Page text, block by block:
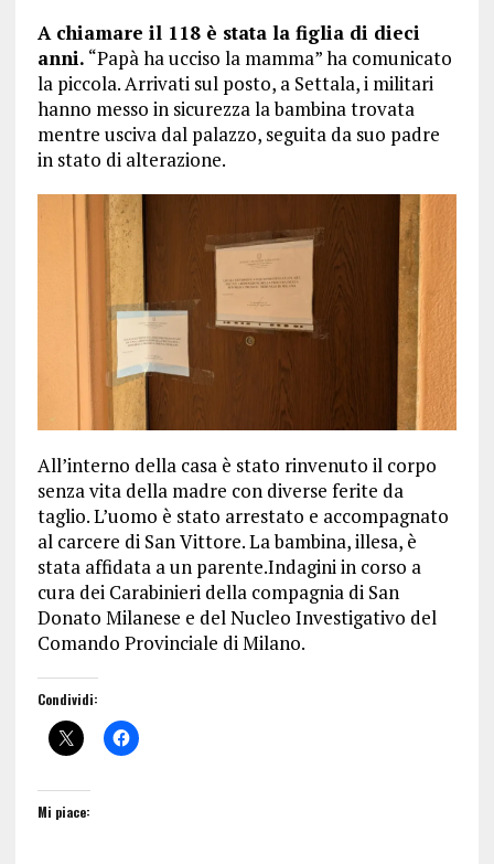
A chiamare il 118 è stata la figlia di dieci
anni. “Papà ha ucciso la mamma” ha comunicato
la piccola. Arrivati sul posto, a Settala, i militari
hanno messo in sicurezza la bambina trovata
mentre usciva dal palazzo, seguita da suo padre
in stato di alterazione.
All’interno della casa è stato rinvenuto il corpo
senza vita della madre con diverse ferite da
taglio. L’uomo è stato arrestato e accompagnato
al carcere di San Vittore. La bambina, illesa, è
stata affidata a un parente.Indagini in corso a
cura dei Carabinieri della compagnia di San
Donato Milanese e del Nucleo Investigativo del
Comando Provinciale di Milano.
Condividi:
Mi piace: